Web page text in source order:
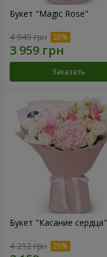
Букет "Magic Rose"
4 949 грн
Заказать
Букет "Касание сердца"
4 212 грн